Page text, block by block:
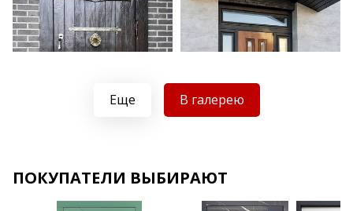
Еще В галерею
ПОКУПАТЕЛИ ВЫБИРАЮТ